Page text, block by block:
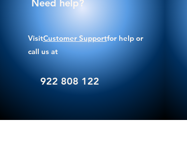
Need help?
VisitCustomer Supportfor help or
call us at
922 808 122